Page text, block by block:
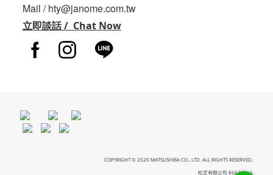
Mail / hty@janome.com.tw
立即談話 / Chat Now
COPYRIGHT © 2020 MATSUSHIBA CO., LTD. ALL RIGHTS RESERVED.
松芝有限公司 86633216